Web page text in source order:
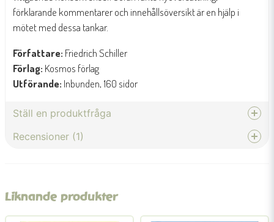
förklarande kommentarer och innehållsöversikt är en hjälp i
mötet med dessa tankar.
Författare: Friedrich Schiller
Förlag: Kosmos förlag
Utförande: Inbunden, 160 sidor
Ställ en produktfråga
question
Recensioner (1)
Liknande produkter